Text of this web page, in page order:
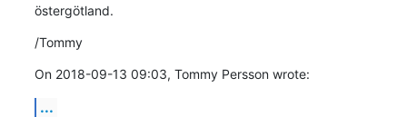
östergötland.
/Tommy
On 2018-09-13 09:03, Tommy Persson wrote:
...